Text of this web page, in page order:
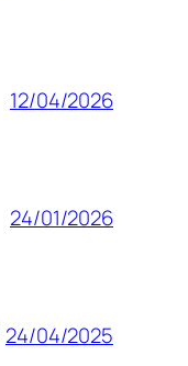
12/04/2026
24/01/2026
24/04/2025